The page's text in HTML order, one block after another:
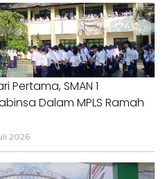
Pertama, SMAN 1
Dalam MPLS Ramah
2026